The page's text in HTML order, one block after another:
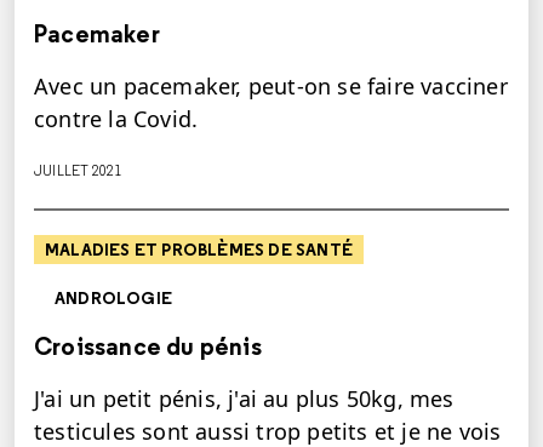
Pacemaker
Avec un pacemaker, peut-on se faire vacciner
contre la Covid.
JUILLET 2021
MALADIES ET PROBLÈMES DE SANTÉ
ANDROLOGIE
Croissance du pénis
J'ai un petit pénis, j'ai au plus 50kg, mes
testicules sont aussi trop petits et je ne vois